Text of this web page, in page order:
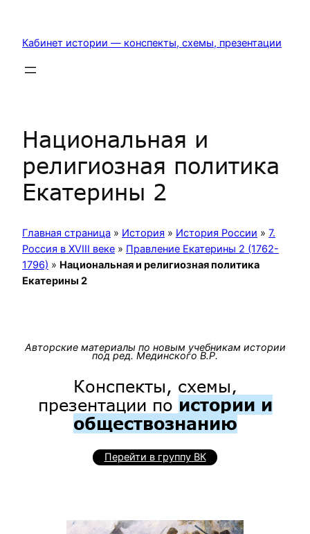
содержимому
Кабинет истории — конспекты, схемы, презентации
Национальная и
религиозная политика
Екатерины 2
Главная страница » История » История России » 7.
Россия в XVIII веке » Правление Екатерины 2 (1762-
1796) » Национальная и религиозная политика
Екатерины 2
Авторские материалы по новым учебникам истории
под ред. Мединского В.Р.
Конспекты, схемы,
презентации по истории и
обществознанию
Перейти в группу ВК